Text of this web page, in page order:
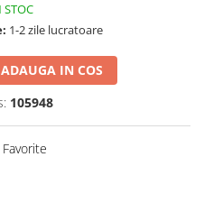
STOC
1-2 zile lucratoare
ADAUGA IN COS
105948